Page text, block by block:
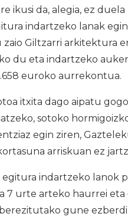
ikusi da, alegia, ez
indartzeko lanak
Giltzarri arkitektura
du eta indartzeko
euroko aurrekontua.
itxita dago aipatu
sotoko
egin ziren,
arriskuan ez
indartzeko lanok
7 urte arteko haurrei
gune